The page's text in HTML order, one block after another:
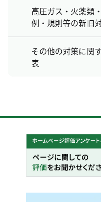
高圧ガス・火薬類
例・規則等の新旧
その他の対策に関
表